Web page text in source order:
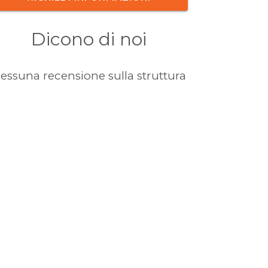
Dicono di noi
recensione sulla struttura